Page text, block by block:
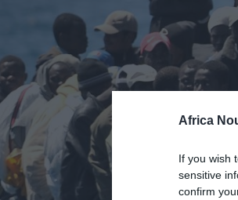
Africa
If you wish
sensitive
confirm